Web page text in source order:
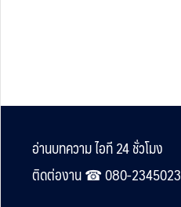
Footer
อ่านบทความ ไอที 24 ชั่วโมง
ติดต่องาน ☎︎ 080-2345023